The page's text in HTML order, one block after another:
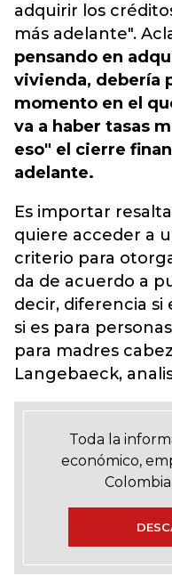
adquirir los
más adelante".
pensando en
vivienda, debería
momento en el
va a haber tasas
eso" el cierre
adelante.
Es importar
quiere acceder a
criterio para
da de acuerdo a
decir, diferencia si
si es para
para madres
Langebaeck,
Toda la
económico,